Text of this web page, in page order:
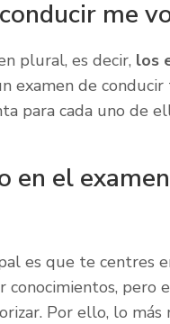
me
plural, es decir, los
examen de
para cada uno de
en el
es que te centres
pero
Por ello, lo